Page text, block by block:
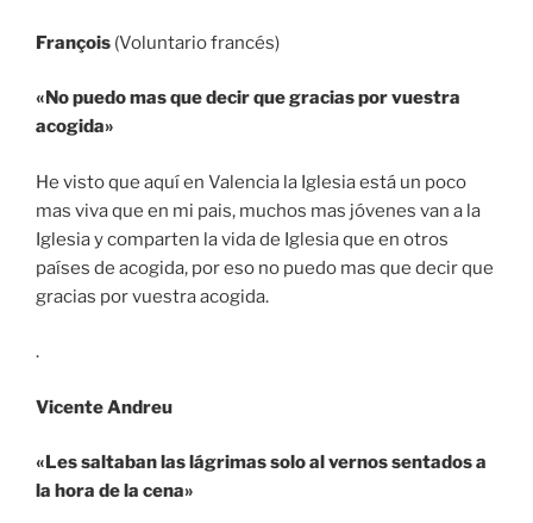
François (Voluntario francés)
«No puedo mas que decir que gracias por vuestra
acogida»
He visto que aquí en Valencia la Iglesia está un poco
mas viva que en mi pais, muchos mas jóvenes van a la
Iglesia y comparten la vida de Iglesia que en otros
países de acogida, por eso no puedo mas que decir que
gracias por vuestra acogida.
.
Vicente Andreu
«Les saltaban las lágrimas solo al vernos sentados a
la hora de la cena»